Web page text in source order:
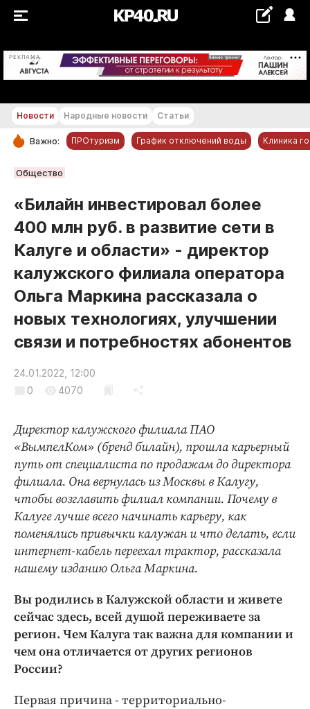
РЕКЛАМА +26...+27 °С
РУБРИКИ
Обнинск
Статьи
Народные новости
Авто и транспорт
Благоустройство
Криминал
Культура
Образование
Погода
Праздники
Происшествия
Спорт
Экономика и бизнес
ПРОЕКТЫ
Блоги
Медиаперсона
Интересное чтиво
Клиника года
Бренд года
Новости Народные новости Статьи
Важно: ПРОтуризм График отключений воды Клиника
Общество
«Билайн инвестировал более
400 млн руб. в развитие сети в
Калуге и области» - директор
калужского филиала оператора
Ольга Маркина рассказала о
новых технологиях, улучшении
связи и потребностях абонентов
24.01.2022, 12:00
0
4070
Директор калужского филиала ПАО
«ВымпелКом» (бренд билайн), прошла карьерный
путь от специалиста по продажам до директора
филиала. Она вернулась из Москвы в Калугу,
чтобы возглавить филиал компании. Почему в
Калуге лучше всего начинать карьеру, как
поменялись привычки калужан и что делать, если
интернет-кабель переехал трактор, рассказала
нашему изданию Ольга Маркина.
Вы родились в Калужской области и живете
сейчас здесь, всей душой переживаете за
регион. Чем Калуга так важна для компании и
чем она отличается от других регионов
России?
Первая причина - территориально-